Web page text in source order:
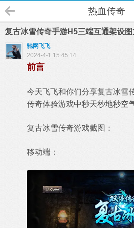
热血传奇
复古冰雪传奇手游H5三端互通架设
驰网飞飞
2024-4-1 15:45:14
前言
今天飞飞和你们分享复古冰雪
传奇体验游戏中秒天秒地秒空
复古冰雪传奇游戏截图：
移动端：